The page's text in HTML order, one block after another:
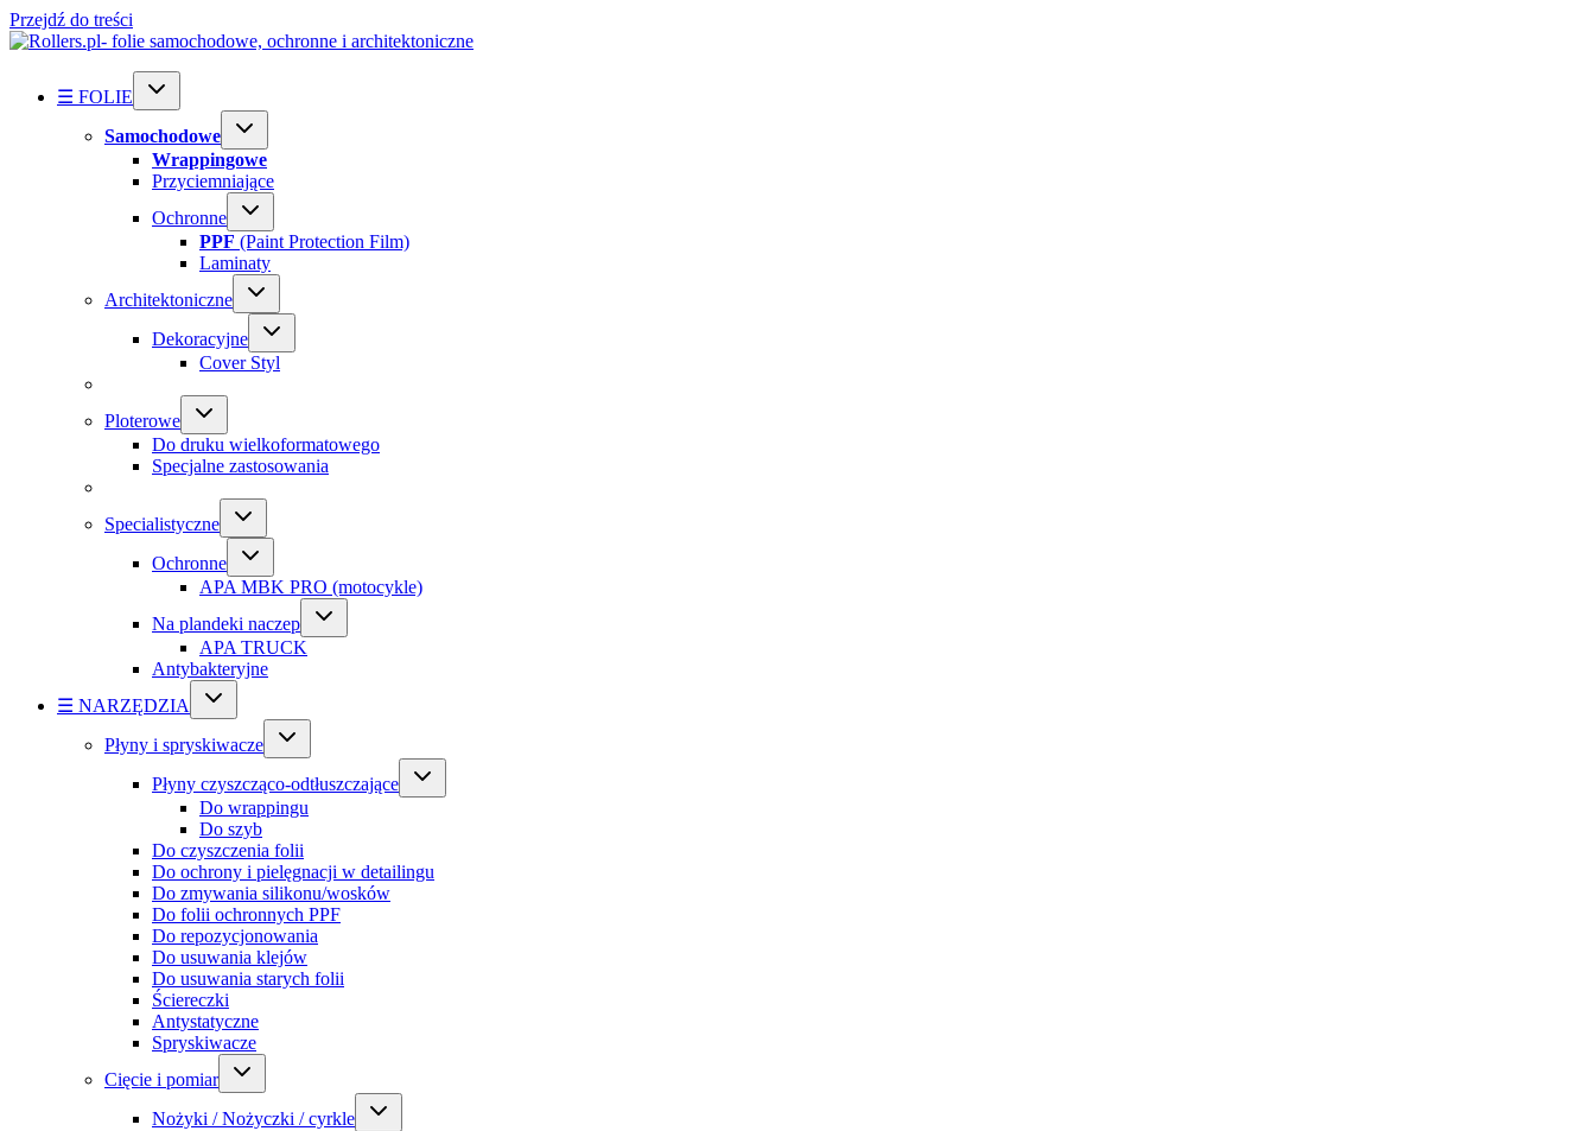
Przejdź do treści
☰ FOLIE
Samochodowe
Wrappingowe
Przyciemniające
Ochronne
PPF (Paint Protection Film)
Laminaty
Architektoniczne
Dekoracyjne
Cover Styl
Ploterowe
Do druku wielkoformatowego
Specjalne zastosowania
Specialistyczne
Ochronne
APA MBK PRO (motocykle)
Na plandeki naczep
APA TRUCK
Antybakteryjne
☰ NARZĘDZIA
Płyny i spryskiwacze
Płyny czyszcząco-odtłuszczające
Do wrappingu
Do szyb
Do czyszczenia folii
Do ochrony i pielęgnacji w detailingu
Do zmywania silikonu/wosków
Do folii ochronnych PPF
Do repozycjonowania
Do usuwania klejów
Do usuwania starych folii
Ściereczki
Antystatyczne
Spryskiwacze
Cięcie i pomiar
Nożyki / Nożyczki / cyrkle